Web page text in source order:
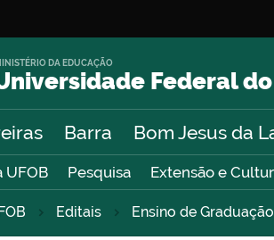
Federal
DA EDUCAÇÃO
Barra Bom Jesus da
UFOB Pesquisa Extensão e
Editais Ensino de Graduação